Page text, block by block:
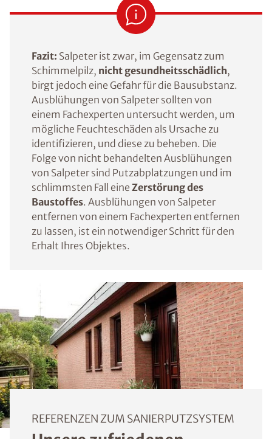
Fazit: Salpeter ist zwar, im Gegensatz zum
Schimmelpilz, nicht gesundheitsschädlich,
birgt jedoch eine Gefahr für die Bausubstanz.
Ausblühungen von Salpeter sollten von
einem Fachexperten untersucht werden, um
mögliche Feuchteschäden als Ursache zu
identifizieren, und diese zu beheben. Die
Folge von nicht behandelten Ausblühungen
von Salpeter sind Putzabplatzungen und im
schlimmsten Fall eine Zerstörung des
Baustoffes. Ausblühungen von Salpeter
entfernen von einem Fachexperten entfernen
zu lassen, ist ein notwendiger Schritt für den
Erhalt Ihres Objektes.
REFERENZEN ZUM SANIERPUTZSYSTEM